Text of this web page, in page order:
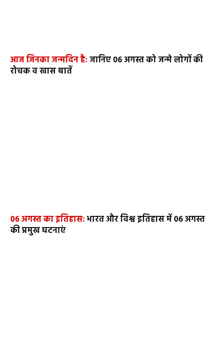
आज जिनका जन्मदिन है:जानिए 06 अगस्त को जन्मे लोगों की
रोचक व खास बातें
06 अगस्त का इतिहास:भारत और विश्व इतिहास में 06 अगस्त
की प्रमुख घटनाएं